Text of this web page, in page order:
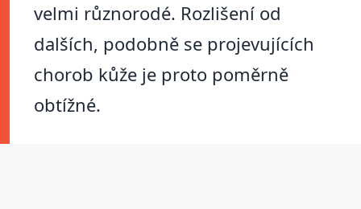
velmi různorodé. Rozlišení od
dalších, podobně se projevujících
chorob kůže je proto poměrně
obtížné.